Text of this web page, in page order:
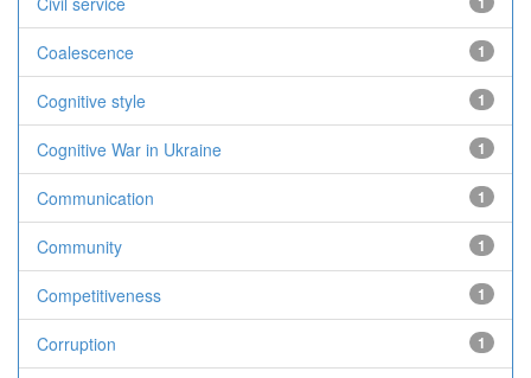
Coalescence 1
Cognitive style 1
Cognitive War in Ukraine 1
Communication 1
Community 1
Competitiveness 1
Corruption 1